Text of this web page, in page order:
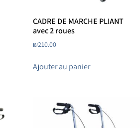
CADRE DE MARCHE PLIANT
avec 2 roues
₪210.00
Ajouter au panier